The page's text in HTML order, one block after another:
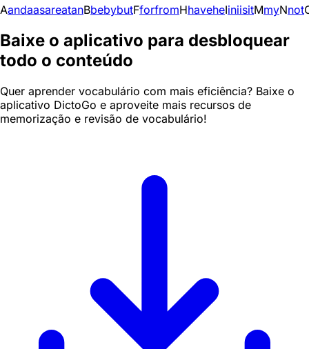
AandaasareatanBbebybutFforfromHhaveheIiniisitMmyNnot
Baixe o aplicativo para desbloquear
todo o conteúdo
Quer aprender vocabulário com mais eficiência? Baixe o
aplicativo DictoGo e aproveite mais recursos de
memorização e revisão de vocabulário!